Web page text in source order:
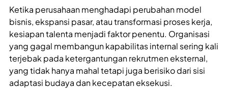
Ketika perusahaan menghadapi perubahan model
bisnis, ekspansi pasar, atau transformasi proses kerja,
kesiapan talenta menjadi faktor penentu. Organisasi
yang gagal membangun kapabilitas internal sering kali
terjebak pada ketergantungan rekrutmen eksternal,
yang tidak hanya mahal tetapi juga berisiko dari sisi
adaptasi budaya dan kecepatan eksekusi.